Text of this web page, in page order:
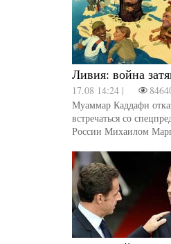
Ливия: война
17.08 14:24 |
Муаммар Каддафи
встречаться со
России Михаилом